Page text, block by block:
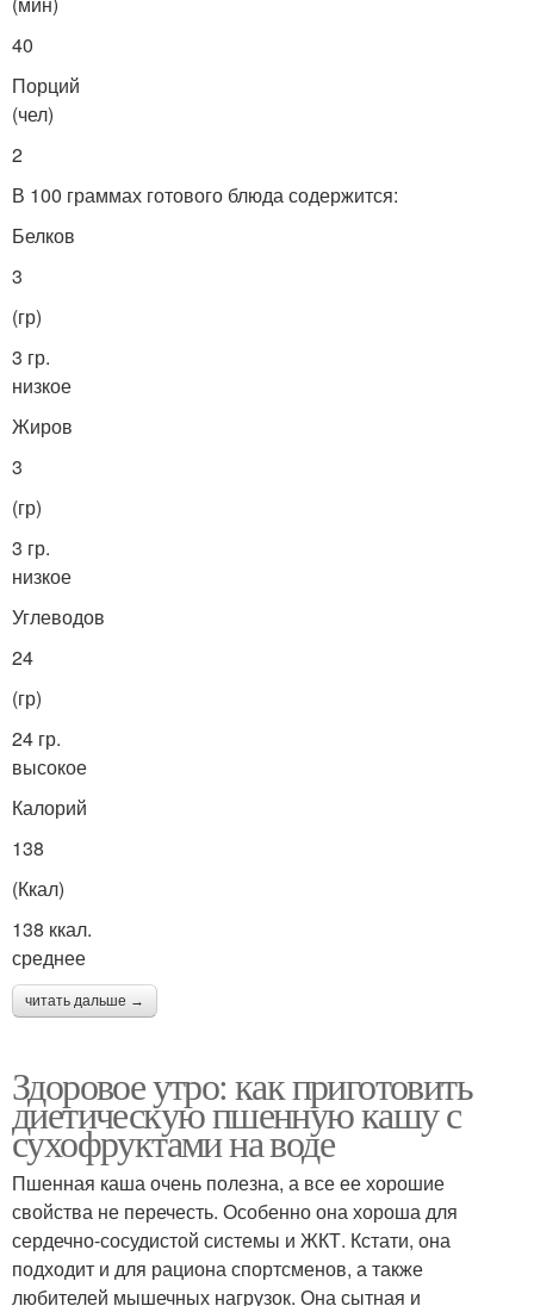
40
Порций
(чел)
2
В 100 граммах готового блюда содержится:
Белков
3
(гр)
3 гр.
низкое
Жиров
3
(гр)
3 гр.
низкое
Углеводов
24
(гр)
24 гр.
высокое
Калорий
138
(Ккал)
138 ккал.
среднее
читать дальше →
Здоровое утро: как приготовить
диетическую пшенную кашу с
сухофруктами на воде
Пшенная каша очень полезна, а все ее хорошие
свойства не перечесть. Особенно она хороша для
сердечно-сосудистой системы и ЖКТ. Кстати, она
подходит и для рациона спортсменов, а также
любителей мышечных нагрузок. Она сытная и